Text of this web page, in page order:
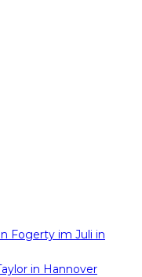
Fogerty im Juli in
in Hannover